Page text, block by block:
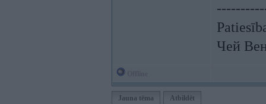
Чей
Jauna tēma Atbildēt